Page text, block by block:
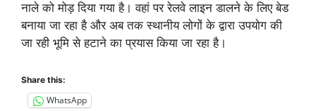
नाले को मोड़ दिया गया है। वहां पर रेलवे लाइन डालने के लिए बेड
बनाया जा रहा है और अब तक स्थानीय लोगों के द्वारा उपयोग की
जा रही भूमि से हटाने का प्रयास किया जा रहा है।
Share this:
WhatsApp